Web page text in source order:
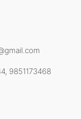
9851173468